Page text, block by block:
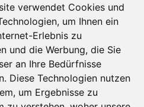
verwendet Cookies und
um Ihnen ein
Erlebnis zu
und die Werbung, die Sie
an Ihre Bedürfnisse
Diese Technologien nutzen
um Ergebnisse zu